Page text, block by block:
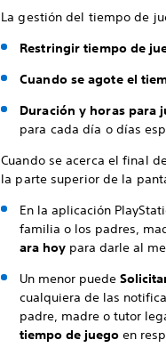
La gestión del tiempo de
Restringir tiempo de
Cuando se agote el
Duración y horas para
para cada día o días
Cuando se acerca el final
la parte superior de la
En la aplicación
familia o los padres,
ara hoy para darle al
Un menor puede
cualquiera de las
padre, madre o tutor
tiempo de juego en